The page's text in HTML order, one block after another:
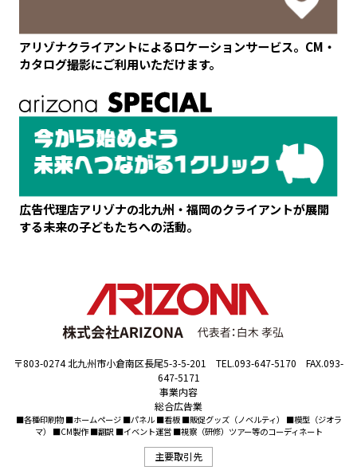
アリゾナクライアントによるロケーションサービス。CM・
カタログ撮影にご利用いただけます。
広告代理店アリゾナの北九州・福岡のクライアントが展開
する未来の子どもたちへの活動。
〒803-0274 北九州市小倉南区長尾5-3-5-201 TEL.093-647-5170 FAX.093-
647-5171
事業内容
総合広告業
■各種印刷物 ■ホームページ ■パネル ■看板 ■販促グッズ（ノベルティ） ■模型（ジオラ
マ） ■CM製作 ■翻訳 ■イベント運営 ■視察（研修）ツアー等のコーディネート
主要取引先